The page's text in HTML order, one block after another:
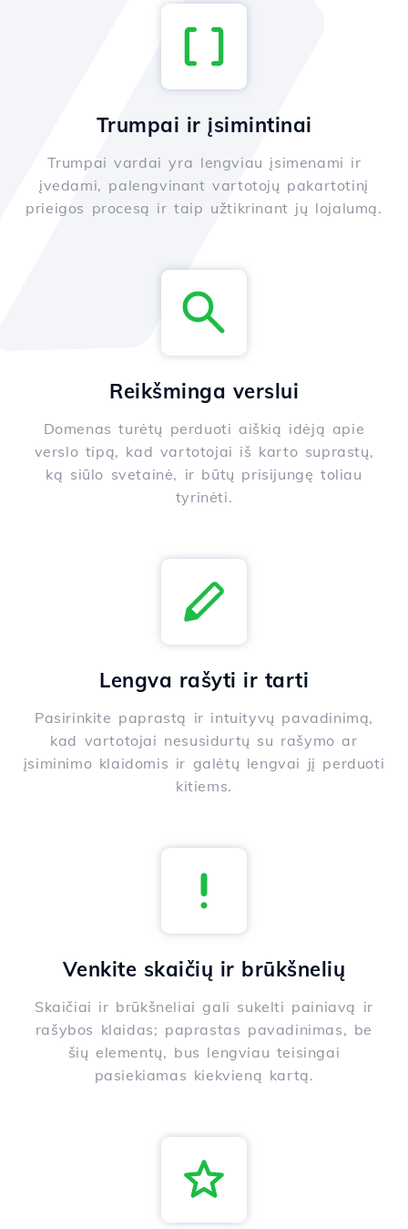
Trumpai ir įsimintinai
Trumpai vardai yra lengviau įsimenami ir
įvedami, palengvinant vartotojų pakartotinį
prieigos procesą ir taip užtikrinant jų lojalumą.
Reikšminga verslui
Domenas turėtų perduoti aiškią idėją apie
verslo tipą, kad vartotojai iš karto suprastų,
ką siūlo svetainė, ir būtų prisijungę toliau
tyrinėti.
Lengva rašyti ir tarti
Pasirinkite paprastą ir intuityvų pavadinimą,
kad vartotojai nesusidurtų su rašymo ar
įsiminimo klaidomis ir galėtų lengvai jį perduoti
kitiems.
Venkite skaičių ir brūkšnelių
Skaičiai ir brūkšneliai gali sukelti painiavą ir
rašybos klaidas; paprastas pavadinimas, be
šių elementų, bus lengviau teisingai
pasiekiamas kiekvieną kartą.